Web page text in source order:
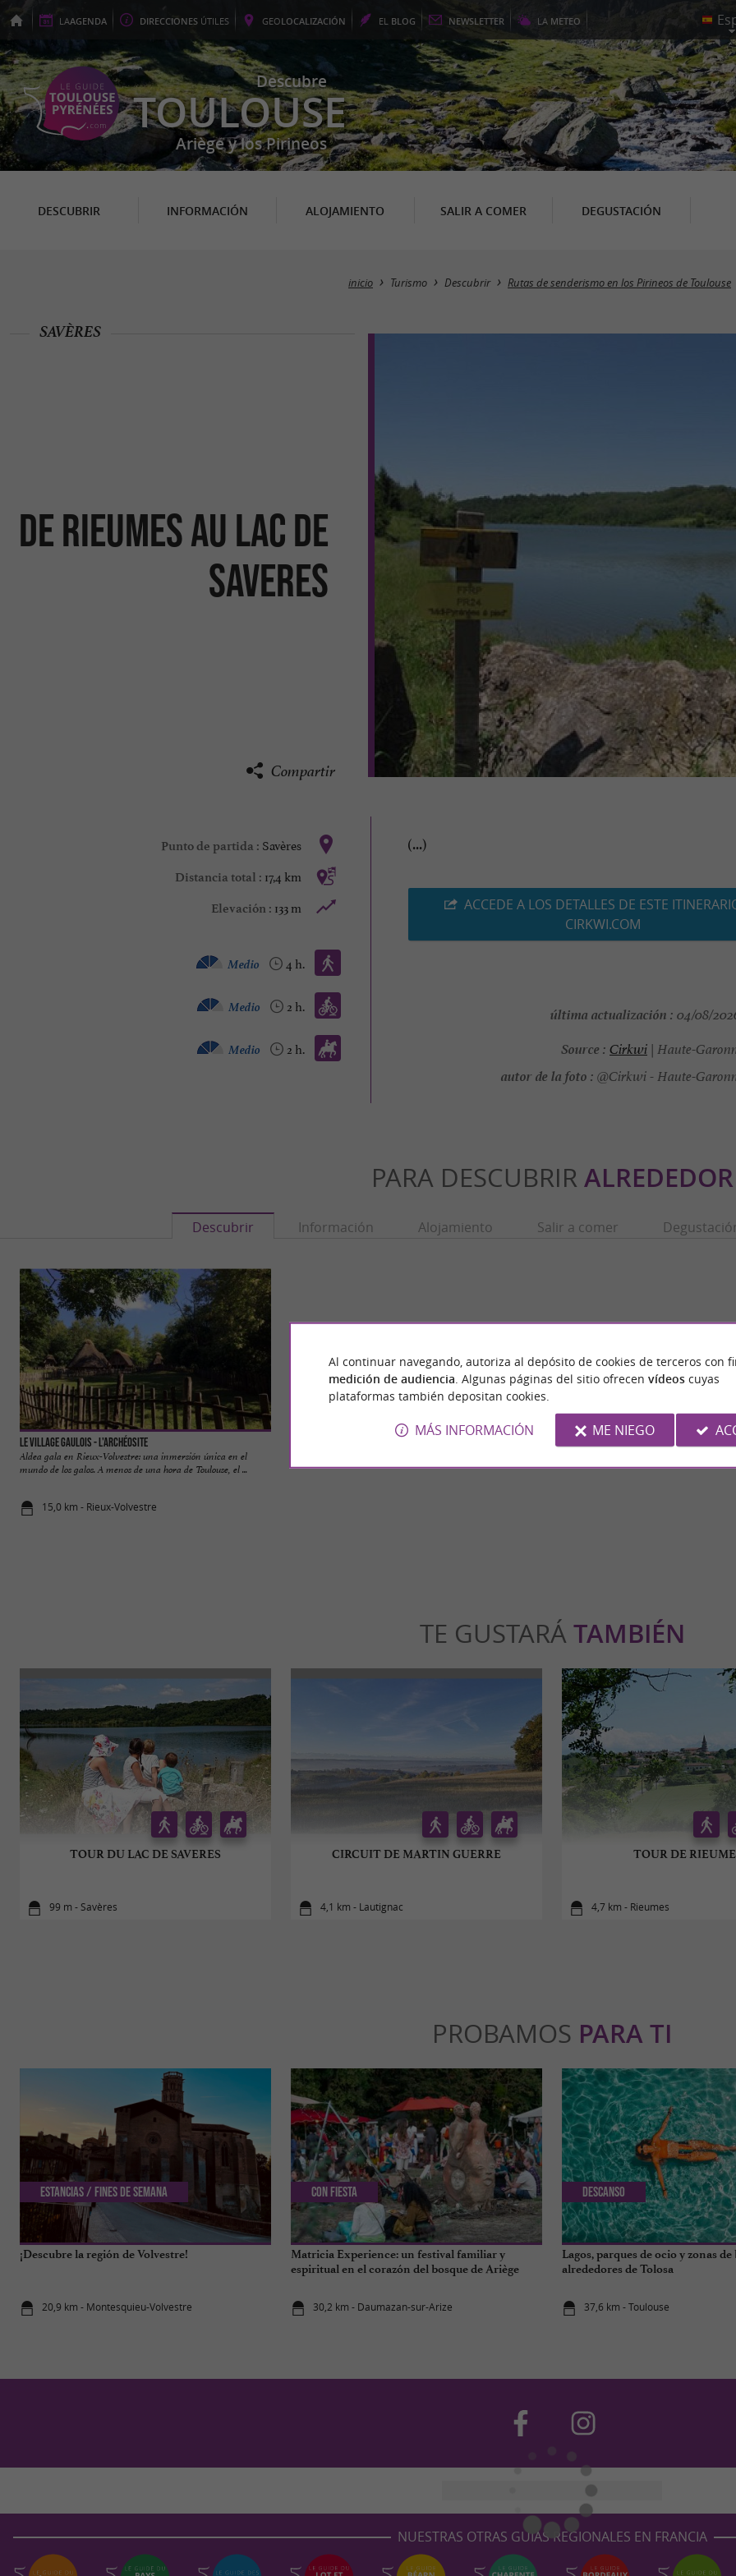
LAAGENDA DIRECCIONES ÚTILES GEOLOCALIZACIÓN EL BLOG NEWSLETTER LA METEO
Descubre
TOULOUSE
Ariège y los Pirineos
DESCUBRIR INFORMACIÓN ALOJAMIENTO SALIR A COMER DEGUSTACIÓN
inicio Turismo Descubrir Rutas de senderismo en los Pirineos de Toulouse
DE RIEUMES AU LAC DE
SAVERES
SAVÈRES
Compartir
Punto de partida : Savères
Distancia total : 17,4 km
Elevación : 133 m
Caminata :
4 h.
Medio
Bicicleta de montaña :
2 h.
Medio
Caballo :
2 h.
Medio
(...)
ACCEDE A LOS DETALLES DE ESTE
CIRKWI.COM
última actualización : 04/08/
Source : Cirkwi| Haute-
autor de la foto : @Cirkwi - Haute-
PARA DESCUBRIR ALREDEDOR
Descubrir Información Alojamiento Salir a comer
Le Village Gaulois - L'Archéosite
Aldea gala en Rieux-Volvestre: una inmersión única en el
mundo de los galos. A menos de una hora de Toulouse, el ...
15,0 km - Rieux-Volvestre
Lèze En los límites del departamento de Ariège, las ...
próximo tratamiento de spa. El yacimiento
TE GUSTARÁTAMBIÉN
TOUR DU LAC DE SAVERES
99 m - Savères
CIRCUIT DE MARTIN GUERRE
4,1 km - Lautignac
TOUR DE
4,7 km - Rieumes
PROBAMOS PARA TI
¡Descubre la región de Volvestre!
20,9 km - Montesquieu-Volvestre
Estancias / Fines de semana
Matricia Experience: un festival familiar y
espiritual en el corazón del bosque de Ariège
30,2 km - Daumazan-sur-Arize
Con Fiesta
Lagos, parques de ocio y zonas
alrededores de Tolosa
37,6 km - Toulouse
Descanso
NUESTRAS OTRAS GUÍAS REGIONALES EN FRANCIA
Al continuar navegando, autoriza al depósito de cookies de terceros con
medición de audiencia . Algunas páginas del sitio ofrecen vídeoscuyas
plataformas también depositan cookies.
MÁS INFORMACIÓN ME NIEGO